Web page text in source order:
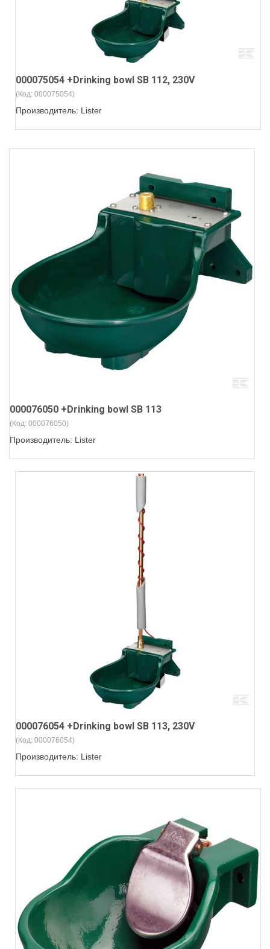
000075054 +Drinking bowl SB 112, 230V
(Код: 000075054)
Производитель: Lister
000076050 +Drinking bowl SB 113
(Код: 000076050)
Производитель: Lister
000076054 +Drinking bowl SB 113, 230V
(Код: 000076054)
Производитель: Lister